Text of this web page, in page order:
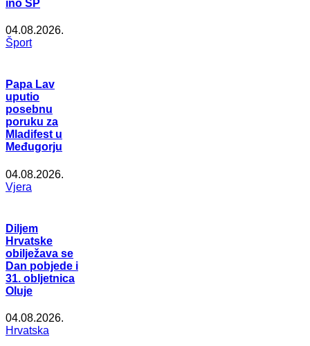
ino SP
04.08.2026.
Šport
Papa Lav
uputio
posebnu
poruku za
Mladifest u
Međugorju
04.08.2026.
Vjera
Diljem
Hrvatske
obilježava se
Dan pobjede i
31. obljetnica
Oluje
04.08.2026.
Hrvatska